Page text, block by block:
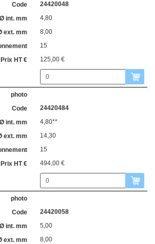
24420048
4,80
8,00
15
125,00 €
24420484
4,80**
14,30
15
494,00 €
24420058
5,00
8,00